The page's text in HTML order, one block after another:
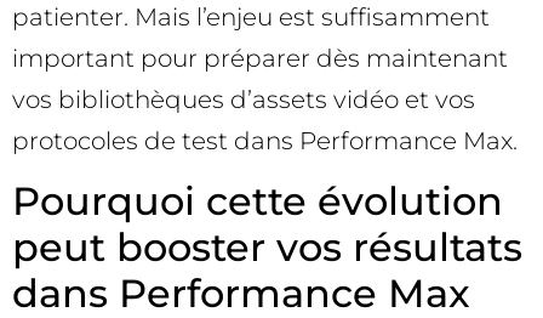
patienter. Mais l’enjeu est suffisamment
important pour préparer dès maintenant
vos bibliothèques d’assets vidéo et vos
protocoles de test dans Performance Max.
Pourquoi cette évolution
peut booster vos résultats
dans Performance Max